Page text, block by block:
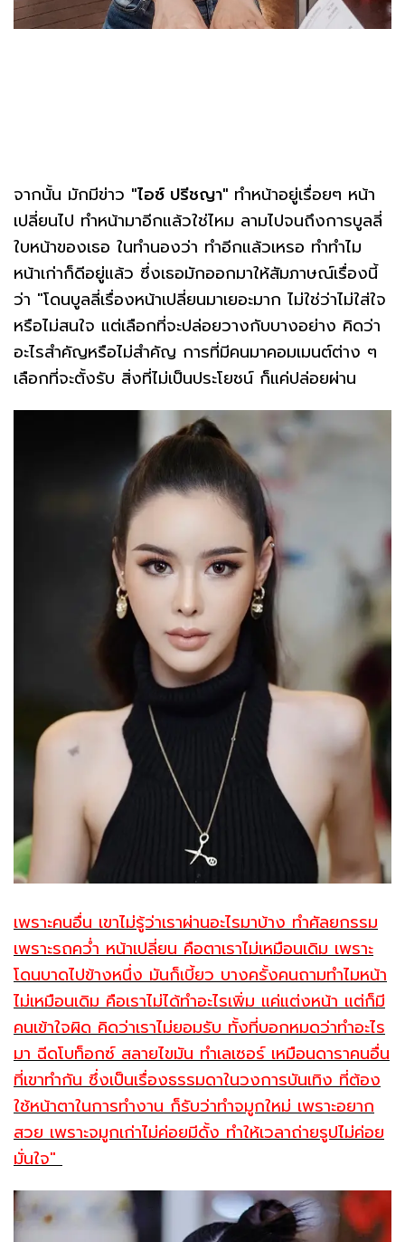
จากนั้น มักมีข่าว "ไอซ์ ปรีชญา" ทำหน้าอยู่เรื่อยๆ หน้า
เปลี่ยนไป ทำหน้ามาอีกแล้วใช่ไหม ลามไปจนถึงการบูลลี่
ใบหน้าของเธอ ในทำนองว่า ทำอีกแล้วเหรอ ทำทำไม
หน้าเก่าก็ดีอยู่แล้ว ซึ่งเธอมักออกมาให้สัมภาษณ์เรื่องนี้
ว่า "โดนบูลลี่เรื่องหน้าเปลี่ยนมาเยอะมาก ไม่ใช่ว่าไม่ใส่ใจ
หรือไม่สนใจ แต่เลือกที่จะปล่อยวางกับบางอย่าง คิดว่า
อะไรสำคัญหรือไม่สำคัญ การที่มีคนมาคอมเมนต์ต่าง ๆ
เลือกที่จะตั้งรับ สิ่งที่ไม่เป็นประโยชน์ ก็แค่ปล่อยผ่าน
เพราะคนอื่น เขาไม่รู้ว่าเราผ่านอะไรมาบ้าง ทำศัลยกรรม
เพราะรถคว่ำ หน้าเปลี่ยน คือตาเราไม่เหมือนเดิม เพราะ
โดนบาดไปข้างหนึ่ง มันก็เบี้ยว บางครั้งคนถามทำไมหน้า
ไม่เหมือนเดิม คือเราไม่ได้ทำอะไรเพิ่ม แค่แต่งหน้า แต่ก็มี
คนเข้าใจผิด คิดว่าเราไม่ยอมรับ ทั้งที่บอกหมดว่าทำอะไร
มา ฉีดโบท็อกซ์ สลายไขมัน ทำเลเซอร์ เหมือนดาราคนอื่น
ที่เขาทำกัน ซึ่งเป็นเรื่องธรรมดาในวงการบันเทิง ที่ต้อง
ใช้หน้าตาในการทำงาน ก็รับว่าทำจมูกใหม่ เพราะอยาก
สวย เพราะจมูกเก่าไม่ค่อยมีดั้ง ทำให้เวลาถ่ายรูปไม่ค่อย
มั่นใจ"